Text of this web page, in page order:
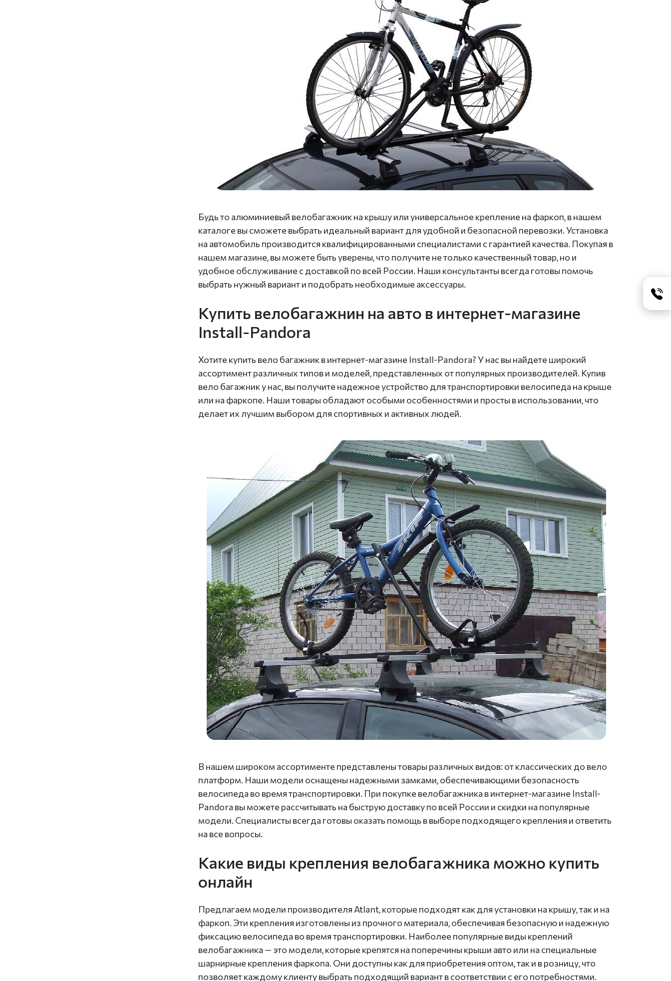
Будь то алюминиевый велобагажник на крышу или универсальное крепление на фаркоп, в нашем
каталоге вы сможете выбрать идеальный вариант для удобной и безопасной перевозки. Установка
на автомобиль производится квалифицированными специалистами с гарантией качества. Покупая в
нашем магазине, вы можете быть уверены, что получите не только качественный товар, но и
удобное обслуживание с доставкой по всей России. Наши консультанты всегда готовы помочь
выбрать нужный вариант и подобрать необходимые аксессуары.
Купить велобагажнин на авто в интернет-магазине
Install-Pandora
Хотите купить вело багажник в интернет-магазине Install-Pandora? У нас вы найдете широкий
ассортимент различных типов и моделей, представленных от популярных производителей. Купив
вело багажник у нас, вы получите надежное устройство для транспортировки велосипеда на крыше
или на фаркопе. Наши товары обладают особыми особенностями и просты в использовании, что
делает их лучшим выбором для спортивных и активных людей.
В нашем широком ассортименте представлены товары различных видов: от классических до вело
платформ. Наши модели оснащены надежными замками, обеспечивающими безопасность
велосипеда во время транспортировки. При покупке велобагажника в интернет-магазине Install-
Pandora вы можете рассчитывать на быструю доставку по всей России и скидки на популярные
модели. Специалисты всегда готовы оказать помощь в выборе подходящего крепления и ответить
на все вопросы.
Какие виды крепления велобагажника можно купить
онлайн
Предлагаем модели производителя Atlant, которые подходят как для установки на крышу, так и на
фаркоп. Эти крепления изготовлены из прочного материала, обеспечивая безопасную и надежную
фиксацию велосипеда во время транспортировки. Наиболее популярные виды креплений
велобагажника — это модели, которые крепятся на поперечины крыши авто или на специальные
шарнирные крепления фаркопа. Они доступны как для приобретения оптом, так и в розницу, что
позволяет каждому клиенту выбрать подходящий вариант в соответствии с его потребностями.